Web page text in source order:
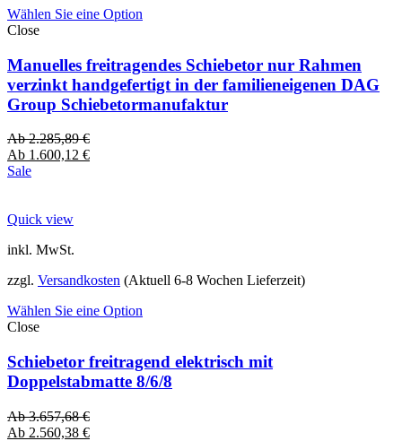
Wählen Sie eine Option
Close
Manuelles freitragendes Schiebetor nur Rahmen
verzinkt handgefertigt in der familieneigenen DAG
Group Schiebetormanufaktur
Ab2.285,89€
Ab 1.600,12 €
Sale
Quick view
inkl. MwSt.
zzgl. Versandkosten (Aktuell 6-8 Wochen Lieferzeit)
Wählen Sie eine Option
Close
Schiebetor freitragend elektrisch mit
Doppelstabmatte 8/6/8
Ab3.657,68€
Ab 2.560,38 €